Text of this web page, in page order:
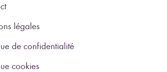
légales
de confidentialité
cookies